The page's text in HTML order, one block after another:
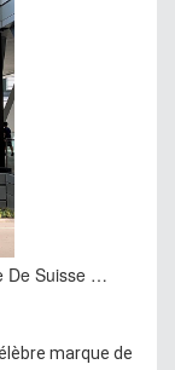
De Suisse …
marque de